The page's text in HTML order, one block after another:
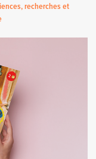
recherches et